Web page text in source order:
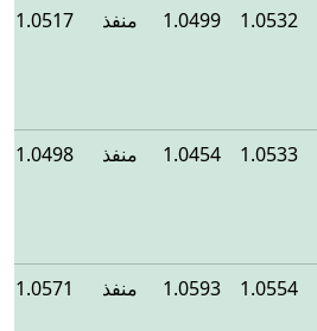
1.0532
1.0499 منفذ 1.0517
1.0533
1.0454 منفذ 1.0498
1.0554
1.0593 منفذ 1.0571